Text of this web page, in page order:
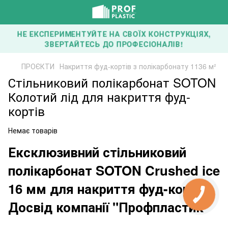
НЕ ЕКСПЕРИМЕНТУЙТЕ НА СВОЇХ КОНСТРУКЦІЯХ,
ЗВЕРТАЙТЕСЬ ДО ПРОФЕСІОНАЛІВ!
ПРОЄКТИ Накриття фуд-кортів з полікарбонату 1136 м²
Стільниковий полікарбонат SOTON
Колотий лід для накриття фуд-
кортів
Немає товарів
Ексклюзивний стільниковий
полікарбонат SOTON Crushed ice
16 мм для накриття фуд-кортів:
Досвід компанії "Профпластик"